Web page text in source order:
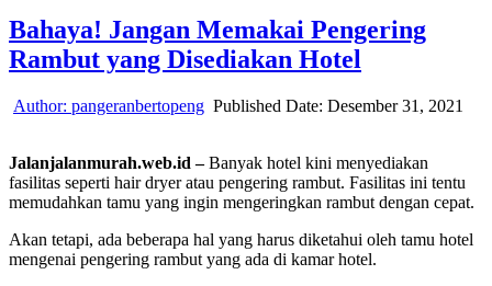
Bahaya! Jangan Memakai Pengering
Rambut yang Disediakan Hotel
Author: pangeranbertopeng Published Date: Desember 31, 2021
Jalanjalanmurah.web.id –Banyak hotel kini menyediakan
fasilitas seperti hair dryer atau pengering rambut. Fasilitas ini tentu
memudahkan tamu yang ingin mengeringkan rambut dengan cepat.
Akan tetapi, ada beberapa hal yang harus diketahui oleh tamu hotel
mengenai pengering rambut yang ada di kamar hotel.